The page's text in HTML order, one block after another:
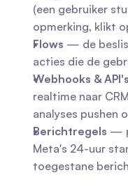
(een gebruiker
opmerking, klikt
Flows — de
acties die de
Webhooks & API's
realtime naar
analyses pushen
Berichtregels —
Meta's 24-uur
toegestane